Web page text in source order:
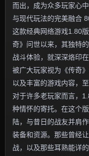
而出，成为众多玩家心
与现代玩法的完美融合
这款经典网络游戏1.80
奇》问世以来，其独特
战斗体验，就深深烙印
被广大玩家视为《传奇
以及丰富的游戏内容，
对于许多老玩家而言，
种情怀的寄托。在这个
陆，与昔日的战友并肩
装备和资源。那些曾经
战，以及那些耳熟能详